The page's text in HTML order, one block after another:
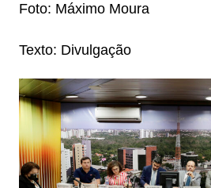
Foto: Máximo Moura
Texto: Divulgação